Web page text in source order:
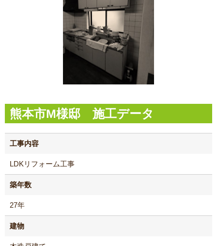
熊本市M様邸 施工データ
工事内容
LDKリフォーム工事
築年数
27年
建物